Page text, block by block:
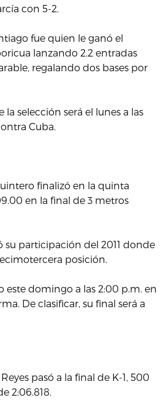
con 5-2.
fue quien le ganó el
lanzando 2.2 entradas
regalando dos bases por
selección será el lunes a las
Cuba.
finalizó en la quinta
en la final de 3 metros
su participación del 2011 donde
posición.
este domingo a las 2:00 p.m. en
De clasificar, su final será a
pasó a la final de K-1, 500
2:06.818.